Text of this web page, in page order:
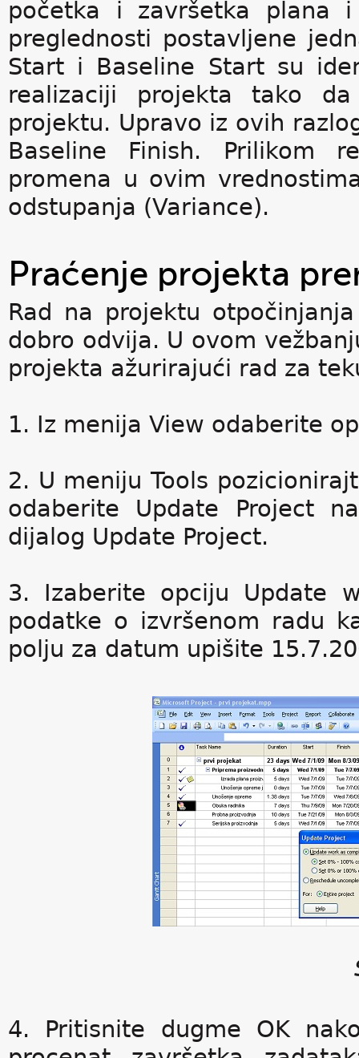
početka i završetka plana
preglednosti postavljene
Start i Baseline Start su
realizaciji projekta tako
projektu. Upravo iz ovih
Baseline Finish. Prilikom
promena u ovim
odstupanja (Variance).
Praćenje projekta
Rad na projektu
dobro odvija. U ovom
projekta ažurirajući rad za
1. Iz menija View odaberite
2. U meniju Tools
odaberite Update Project
dijalog Update Project.
3. Izaberite opciju Update
podatke o izvršenom radu
polju za datum upišite
4. Pritisnite dugme OK